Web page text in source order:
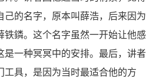
己的名字，原本叫薛浩，后来因为
铁鏻。这个名字虽然一开始让他感
是一种冥冥中的安排。最后，讲者
具，是因为当时最适合他的方